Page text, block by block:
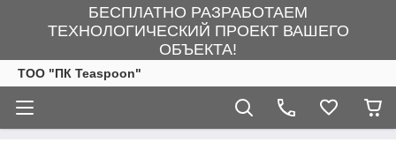
БЕСПЛАТНО РАЗРАБОТАЕМ
ТЕХНОЛОГИЧЕСКИЙ ПРОЕКТ ВАШЕГО
ОБЪЕКТА!
ТОО "ПК Teaspoon"